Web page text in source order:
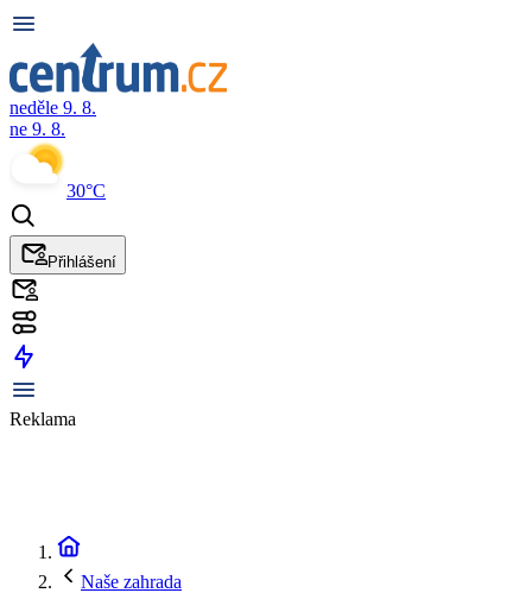
neděle 9. 8.
ne 9. 8.
30°C
Přihlášení
Reklama
Naše zahrada